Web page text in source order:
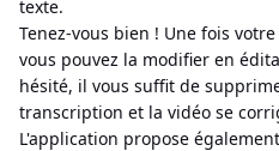
texte.
Tenez-vous bien ! Une fois
vous pouvez la modifier en
hésité, il vous suffit de
transcription et la vidéo se
L'application propose